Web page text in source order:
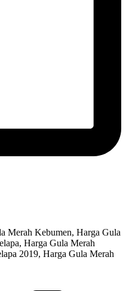
Merah Kebumen, Harga Gula
Harga Gula Merah
2019, Harga Gula Merah